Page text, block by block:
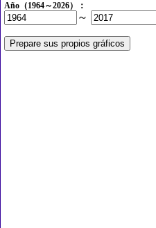
Año（1964～2026）：
～